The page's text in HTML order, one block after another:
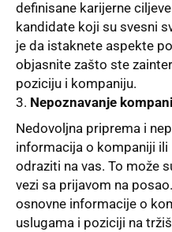
definisane karijerne
kandidate koji su svesni
je da istaknete aspekte
objasnite zašto ste
poziciju i kompaniju.
Nepoznavanje
Nedovoljna priprema i
informacija o kompaniji
odraziti na vas. To može
vezi sa prijavom na
osnovne informacije o
uslugama i poziciji na